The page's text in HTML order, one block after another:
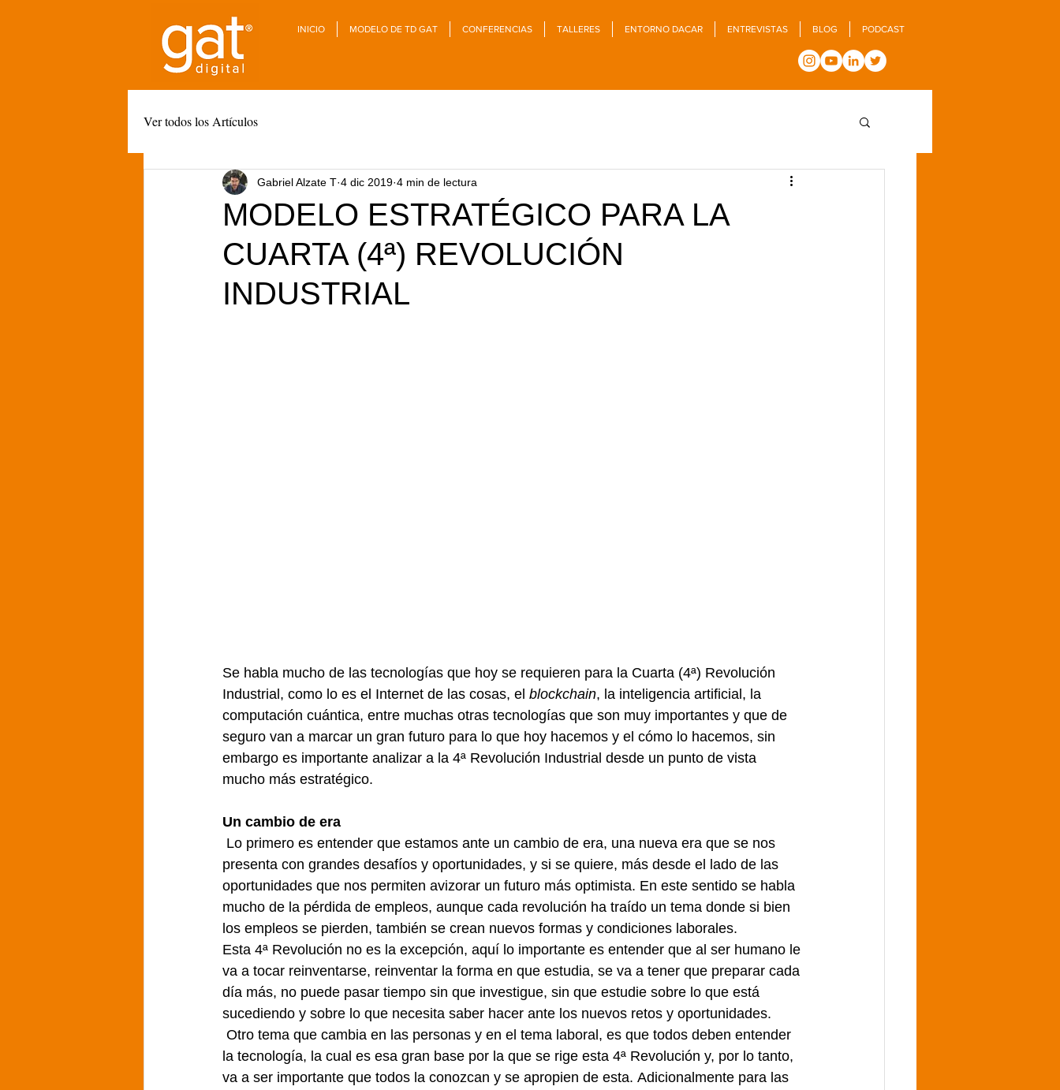
INICIO MODELO DE TD GAT CONFERENCIAS TALLERES ENTORNO DACAR ENTREVISTAS BLOG PODCAST
Ver todos los Artículos
MODELO ESTRATÉGICO PARA LA
CUARTA (4ª) REVOLUCIÓN
INDUSTRIAL
Gabriel Alzate T 4 dic 2019 4 min de lectura
Se habla mucho de las tecnologías que hoy se requieren para la Cuarta (4ª) Revolución
Industrial, como lo es el Internet de las cosas, el blockchain, la inteligencia artificial, la
computación cuántica, entre muchas otras tecnologías que son muy importantes y que de
seguro van a marcar un gran futuro para lo que hoy hacemos y el cómo lo hacemos, sin
embargo es importante analizar a la 4ª Revolución Industrial desde un punto de vista
mucho más estratégico.
Un cambio de era
Lo primero es entender que estamos ante un cambio de era, una nueva era que se nos
presenta con grandes desafíos y oportunidades, y si se quiere, más desde el lado de las
oportunidades que nos permiten avizorar un futuro más optimista. En este sentido se habla
mucho de la pérdida de empleos, aunque cada revolución ha traído un tema donde si bien
los empleos se pierden, también se crean nuevos formas y condiciones laborales.
Esta 4ª Revolución no es la excepción, aquí lo importante es entender que al ser humano le
va a tocar reinventarse, reinventar la forma en que estudia, se va a tener que preparar cada
día más, no puede pasar tiempo sin que investigue, sin que estudie sobre lo que está
sucediendo y sobre lo que necesita saber hacer ante los nuevos retos y oportunidades.
Otro tema que cambia en las personas y en el tema laboral, es que todos deben entender
la tecnología, la cual es esa gran base por la que se rige esta 4ª Revolución y, por lo tanto,
va a ser importante que todos la conozcan y se apropien de esta. Adicionalmente para las